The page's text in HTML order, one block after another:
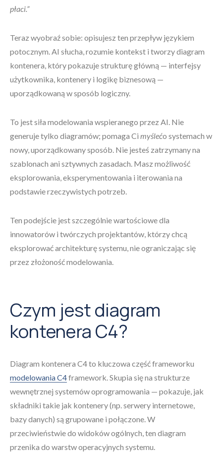
płaci.”
Teraz wyobraź sobie: opisujesz ten przepływ językiem
potocznym. AI słucha, rozumie kontekst i tworzy diagram
kontenera, który pokazuje strukturę główną — interfejsy
użytkownika, kontenery i logikę biznesową —
uporządkowaną w sposób logiczny.
To jest siła modelowania wspieranego przez AI. Nie
generuje tylko diagramów; pomaga Ci myślećo systemach w
nowy, uporządkowany sposób. Nie jesteś zatrzymany na
szablonach ani sztywnych zasadach. Masz możliwość
eksplorowania, eksperymentowania i iterowania na
podstawie rzeczywistych potrzeb.
Ten podejście jest szczególnie wartościowe dla
innowatorów i twórczych projektantów, którzy chcą
eksplorować architekturę systemu, nie ograniczając się
przez złożoność modelowania.
Czym jest diagram
kontenera C4?
Diagram kontenera C4 to kluczowa część frameworku
modelowania C4framework. Skupia się na strukturze
wewnętrznej systemów oprogramowania — pokazuje, jak
składniki takie jak kontenery (np. serwery internetowe,
bazy danych) są grupowane i połączone. W
przeciwieństwie do widoków ogólnych, ten diagram
przenika do warstw operacyjnych systemu.